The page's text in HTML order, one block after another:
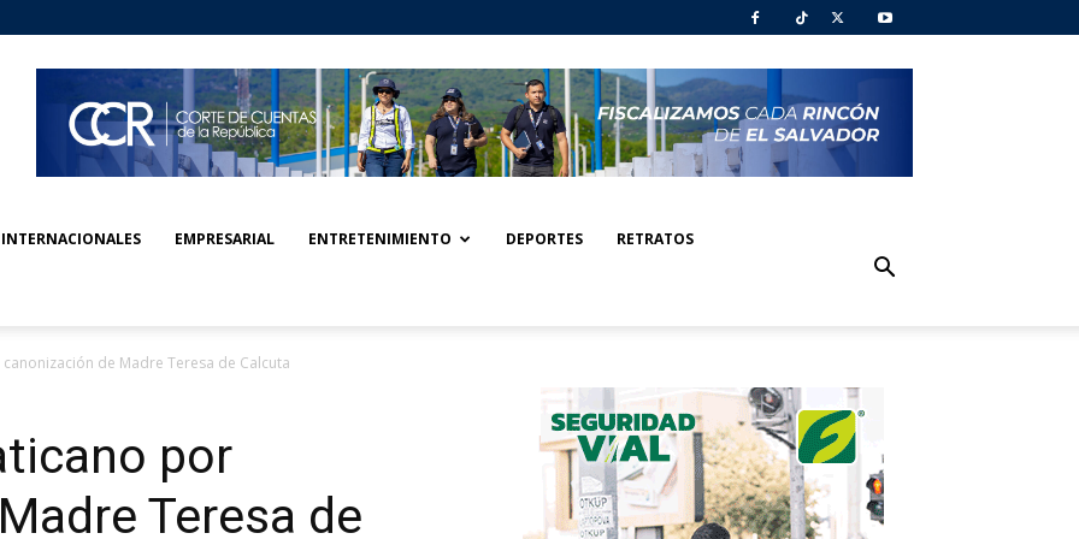
INTERNACIONALES EMPRESARIAL ENTRETENIMIENTO DEPORTES RETRATOS
de Madre Teresa de Calcuta
por
Teresa de